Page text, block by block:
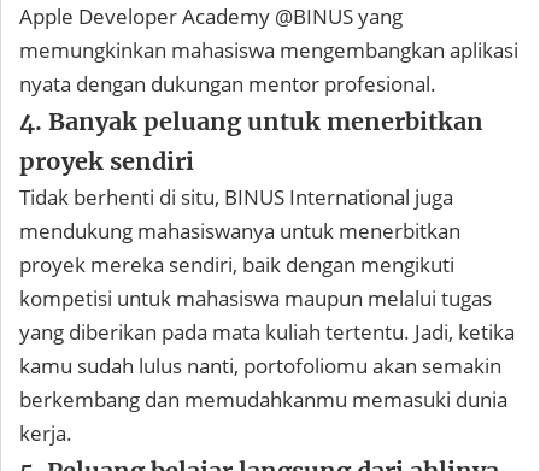
Apple Developer Academy @BINUS yang
memungkinkan mahasiswa mengembangkan aplikasi
nyata dengan dukungan mentor profesional.
4. Banyak peluang untuk menerbitkan
proyek sendiri
Tidak berhenti di situ, BINUS International juga
mendukung mahasiswanya untuk menerbitkan
proyek mereka sendiri, baik dengan mengikuti
kompetisi untuk mahasiswa maupun melalui tugas
yang diberikan pada mata kuliah tertentu. Jadi, ketika
kamu sudah lulus nanti, portofoliomu akan semakin
berkembang dan memudahkanmu memasuki dunia
kerja.